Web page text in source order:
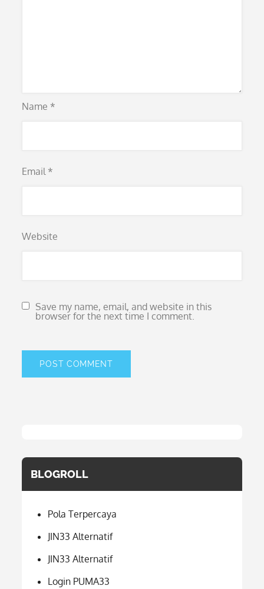
Name *
Email *
Website
Save my name, email, and website in this
browser for the next time I comment.
BLOGROLL
Pola Terpercaya
JIN33 Alternatif
JIN33 Alternatif
Login PUMA33